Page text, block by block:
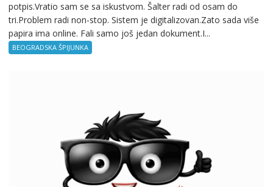
–
Birokratija
potpis.Vratio sam se sa iskustvom. Šalter radi od osam do
tri.Problem radi non-stop. Sistem je digitalizovan.Zato sada više
papira ima online. Fali samo još jedan dokument.I...
BEOGRADSKA ŠPIJUNKA